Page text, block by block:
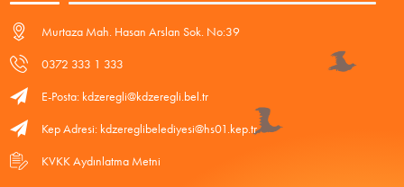
Murtaza Mah. Hasan Arslan Sok. No:39
0372 333 1 333
E-Posta: kdzeregli@kdzeregli.bel.tr
Kep Adresi: kdzereglibelediyesi@hs01.kep.tr
KVKK Aydınlatma Metni